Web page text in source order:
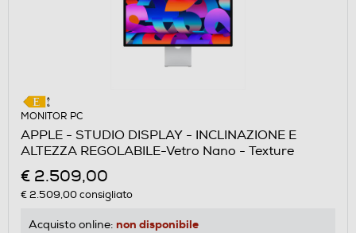
MONITOR PC
APPLE - STUDIO DISPLAY - INCLINAZIONE E
ALTEZZA REGOLABILE-Vetro Nano - Texture
€ 2.509,00
€ 2.509,00consigliato
Acquisto online: non disponibile